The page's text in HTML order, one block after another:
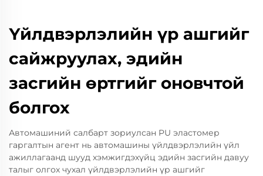
Үйлдвэрлэлийн үр ашгийг
сайжруулах, эдийн
засгийн өртгийг оновчтой
болгох
Автомашиний салбарт зориулсан PU эластомер
гаргалтын агент нь автомашины үйлдвэрлэлийн үйл
ажиллагаанд шууд хэмжигдэхүйц эдийн засгийн давуу
талыг олгох чухал үйлдвэрлэлийн үр ашгийг